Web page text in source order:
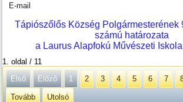
E-mail
Tápiószőlős Község Polgármesterének
számú határozata
a Laurus Alapfokú Művészeti
1. oldal / 11
Első
Előző 1 2 3 4 5 6 7
Tovább Utolsó